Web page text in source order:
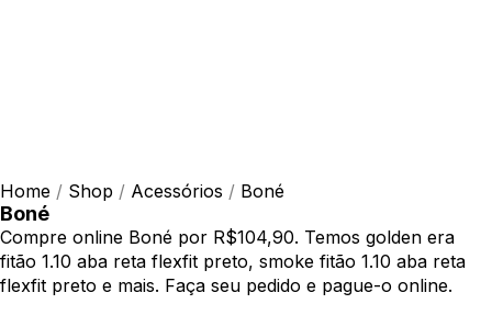
Home / Shop / Acessórios / Boné
Boné
Compre online Boné por R$104,90. Temos golden era
fitão 1.10 aba reta flexfit preto, smoke fitão 1.10 aba reta
flexfit preto e mais. Faça seu pedido e pague-o online.